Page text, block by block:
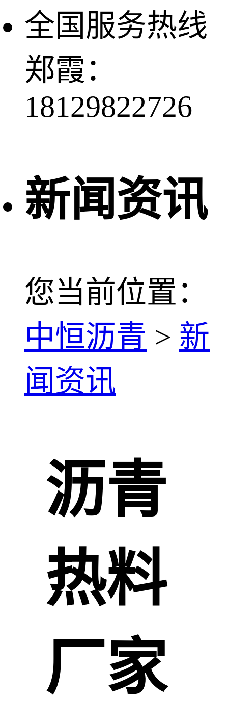
全国服务热线
郑霞：
18129822726
新闻资讯
您当前位置：
中恒沥青 > 新
闻资讯
沥青
热料
厂家